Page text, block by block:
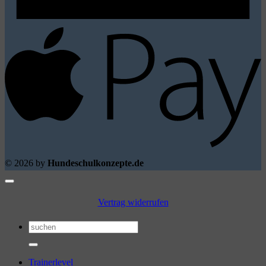
© 2026 by Hundeschulkonzepte.de
Vertrag widerrufen
Suchen
nach:
Trainerlevel